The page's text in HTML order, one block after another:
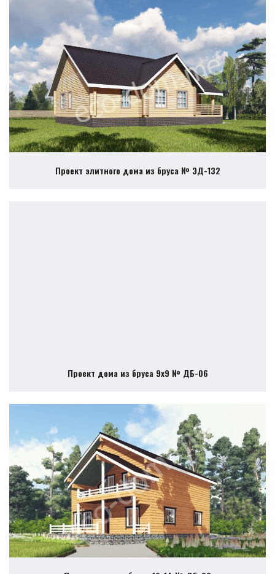
Проект элитного дома из бруса № ЭД-132
Проект дома из бруса 9х9 № ДБ-06